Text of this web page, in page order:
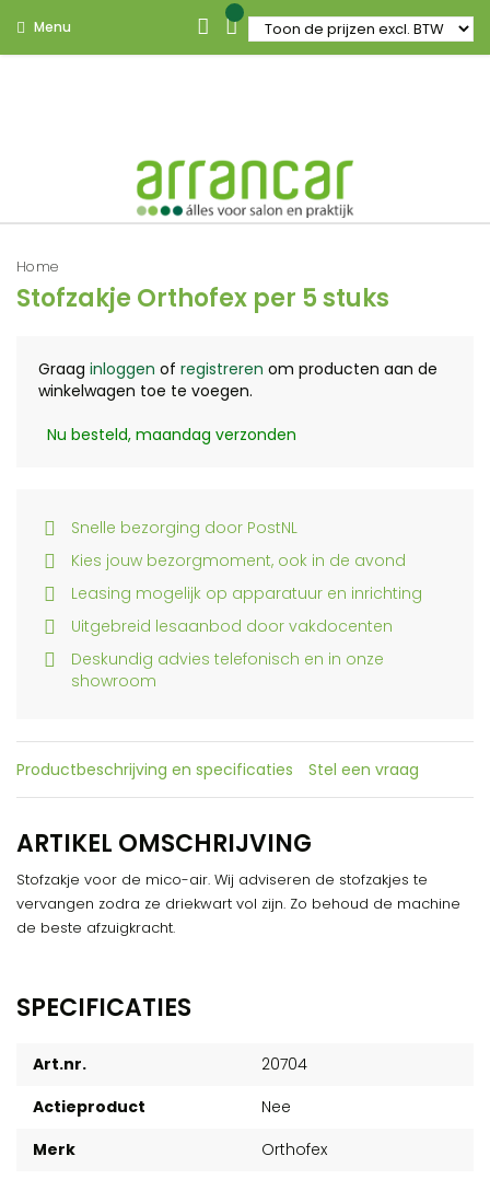
Menu
Home
Stofzakje Orthofex per 5 stuks
Graag inloggen of registreren om producten aan de
winkelwagen toe te voegen.
Nu besteld, maandag verzonden
Snelle bezorging door PostNL
Kies jouw bezorgmoment, ook in de avond
Leasing mogelijk op apparatuur en inrichting
Uitgebreid lesaanbod door vakdocenten
Deskundig advies telefonisch en in onze
showroom
Productbeschrijving en specificaties Stel een vraag
ARTIKEL OMSCHRIJVING
Stofzakje voor de mico-air. Wij adviseren de stofzakjes te
vervangen zodra ze driekwart vol zijn. Zo behoud de machine
de beste afzuigkracht.
SPECIFICATIES
Art.nr.
20704
Actieproduct
Nee
Merk
Orthofex